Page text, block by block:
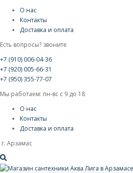
О нас
Контакты
Доставка и оплата
Есть вопросы? звоните
+7 (910) 006-04-36
+7 (920) 005-66-31
+7 (950) 355-77-07
Мы работаем: пн-вс с 9 до 18
О нас
Контакты
Доставка и оплата
г. Арзамас